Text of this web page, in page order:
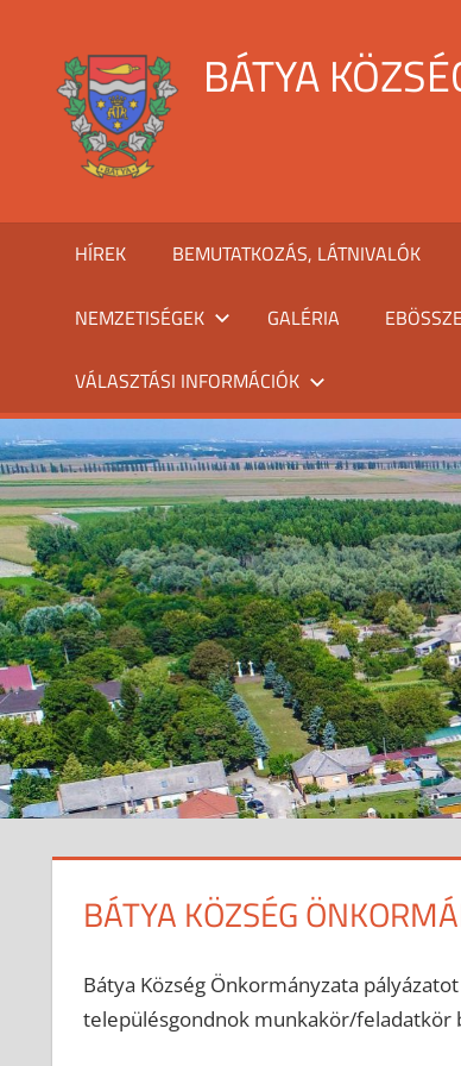
content
BÁTYA
HÍREK BEMUTATKOZÁS, LÁTNIVALÓK
NEMZETISÉGEK GALÉRIA
VÁLASZTÁSI INFORMÁCIÓK
BÁTYA KÖZSÉG
Bátya Község Önkormányzata
településgondnok munkakör/feladatkör